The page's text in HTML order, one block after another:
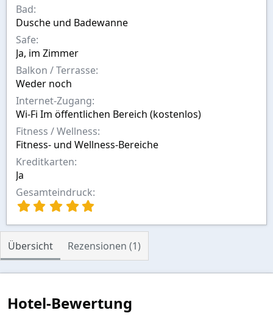
Bad
Dusche und Badewanne
Safe
Ja, im Zimmer
Balkon / Terrasse
Weder noch
Internet-Zugang
Wi-Fi Im öffentlichen Bereich (kostenlos)
Fitness / Wellness
Fitness- und Wellness-Bereiche
Kreditkarten
Ja
Gesamteindruck
0
0
S
t
e
n
(
Übersicht Rezensionen (1)
Hotel-Bewertung